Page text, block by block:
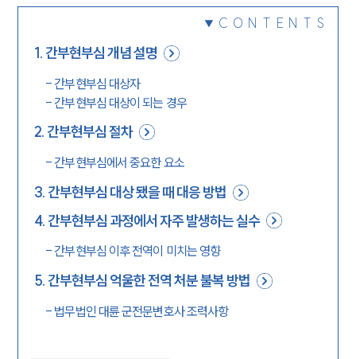
CONTENTS
1. 간부현부심 개념 설명
- 간부현부심 대상자
- 간부현부심 대상이 되는 경우
2. 간부현부심 절차
- 간부현부심에서 중요한 요소
3. 간부현부심 대상 됐을 때 대응 방법
4. 간부현부심 과정에서 자주 발생하는 실수
- 간부현부심 이후 전역이 미치는 영향
5. 간부현부심 억울한 전역 처분 불복 방법
- 법무법인 대륜 군전문변호사 조력사항